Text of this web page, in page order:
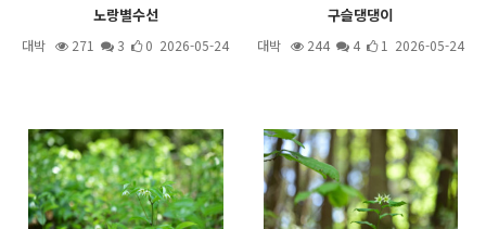
노랑별수선
대박 271 3 0 2026-05-24
구슬댕댕이
대박 244 4 1 2026-05-24